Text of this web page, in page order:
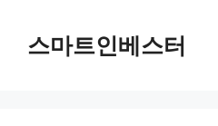
스마트인베스터